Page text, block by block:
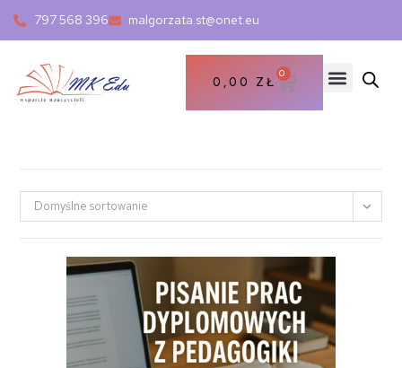
797 568 396 malgorzata.st@onet.eu
0,00 ZŁ
0
Domyślne sortowanie